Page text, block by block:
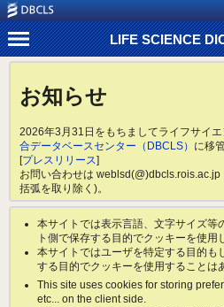
LIFE SCIENCE
お知らせ
2026年3月31日をもちましてライフサイ
合データベースセンター（DBCLS） に移
[プレスリリース]
お問い合わせは
括弧を取り除く)。
本サイトでは表示言語、文字サイズ等
ト側で保存する目的でクッキーを使用
本サイトではユーザを特定する目的も
する目的でクッキーを使用することは
This site uses cookies for storing
etc... on the client side.